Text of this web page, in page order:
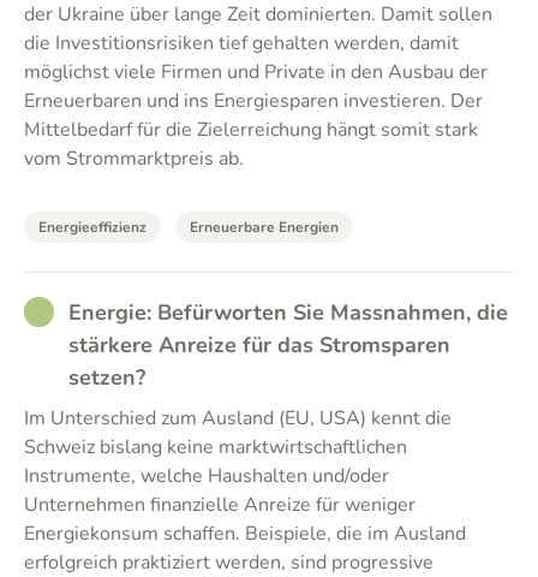
der Ukraine über lange Zeit dominierten. Damit sollen
die Investitionsrisiken tief gehalten werden, damit
möglichst viele Firmen und Private in den Ausbau der
Erneuerbaren und ins Energiesparen investieren. Der
Mittelbedarf für die Zielerreichung hängt somit stark
vom Strommarktpreis ab.
Energieeffizienz Erneuerbare Energien
RATHER_GOOD
Energie: Befürworten Sie Massnahmen, die
stärkere Anreize für das Stromsparen
setzen?
Im Unterschied zum Ausland (EU, USA) kennt die
Schweiz bislang keine marktwirtschaftlichen
Instrumente, welche Haushalten und/oder
Unternehmen finanzielle Anreize für weniger
Energiekonsum schaffen. Beispiele, die im Ausland
erfolgreich praktiziert werden, sind progressive